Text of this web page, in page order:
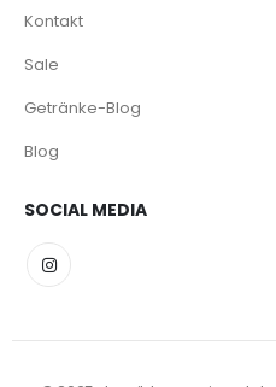
Kontakt
Sale
Getränke-Blog
Blog
SOCIAL MEDIA